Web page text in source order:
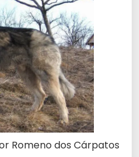
Romeno dos Cárpatos